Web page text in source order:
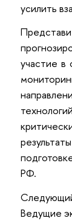
усилить
участие в
РФ.
Ведущие